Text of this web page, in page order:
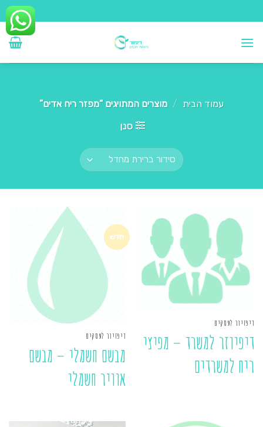
to
content
עמוד הבית / מוצרים המתויגים “מפזר ריח אדים”
סנן
דיפזיור לעסקים
דיפיוזר למשרד – מפיצי
ריח למשרדים
חדש
דיפזיור לעסקים
מבשם חשמלי – מבשם
אוויר חשמלי